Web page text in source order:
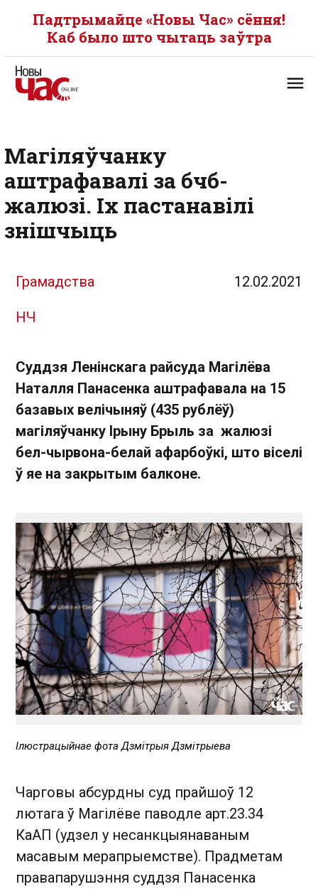
Падтрымайце «Новы Час» сёння!
Каб было што чытаць заўтра
Магіляўчанку
аштрафавалі за бчб-
жалюзі. Іх пастанавілі
знішчыць
Грамадства 12.02.2021
НЧ
Суддзя Ленінскага райсуда Магілёва
Наталля Панасенка аштрафавала на 15
базавых велічыняў (435 рублёў)
магіляўчанку Ірыну Брыль за жалюзі
бел-чырвона-белай афарбоўкі, што віселі
ў яе на закрытым балконе.
Ілюстрацыйнае фота Дзмітрыя Дзмітрыева
Чарговы абсурдны суд прайшоў 12
лютага ў Магілёве паводле арт.23.34
КаАП (удзел у несанкцыянаваным
масавым мерапрыемстве). Прадметам
правапарушэння суддзя Панасенка